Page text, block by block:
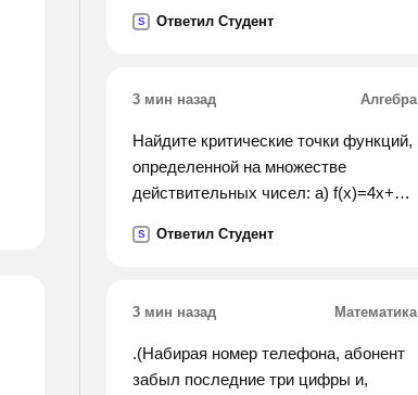
S Ответил Студент
3 мин назад Алгебра
Найдите критические точки функций,
определенной на множестве
действительных чисел: a) f(x)=4x+3
S Ответил Студент
3 мин назад Математика
.(Набирая номер телефона, абонент
забыл последние три цифры и,